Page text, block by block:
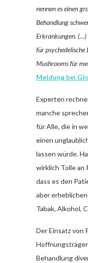
nennen es einen
Behandlung
Erkrankungen.
für
Mushrooms für
Meldung bei
Experten
manche
für Alle, die in
einen
lassen würde.
wirklich Tolle an
dass es den
aber
Tabak, Alkohol,
Der Einsatz von
Behandlung